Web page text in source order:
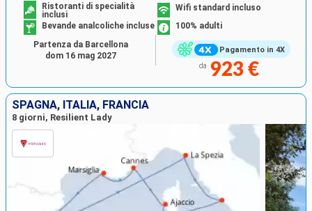
Pagamento in 4X
Ristoranti di specialità
inclusi
Wifi standard incluso
Bevande analcoliche incluse
100% adulti
da 923 €
Partenza da Barcellona
dom 16 mag 2027
SPAGNA, ITALIA, FRANCIA
8 giorni, Resilient Lady